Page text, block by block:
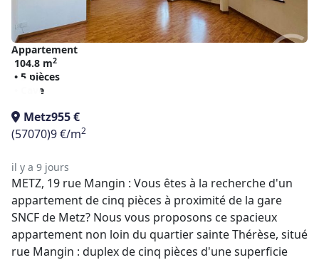
Appartement
104.8 m2
• 5 pièces
• Cave
Metz955 €
(57070)9 €/m2
il y a 9 jours
METZ, 19 rue Mangin : Vous êtes à la recherche d'un
appartement de cinq pièces à proximité de la gare
SNCF de Metz? Nous vous proposons ce spacieux
appartement non loin du quartier sainte Thérèse, situé
rue Mangin : duplex de cinq pièces d'une superficie